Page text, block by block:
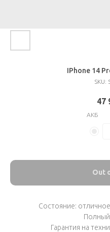
IPhone 14
SKU:
47
АКБ
Out
Состояние:
Гарантия на